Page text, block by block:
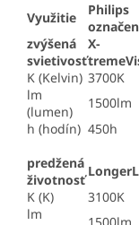
Využitie
Philips
zvýšená
svietivosť
X-
K (Kelvin) 3700K
lm
(lumen)
1500lm
h (hodín) 450h
predžená
životnosť
K (K)
3100K
lm